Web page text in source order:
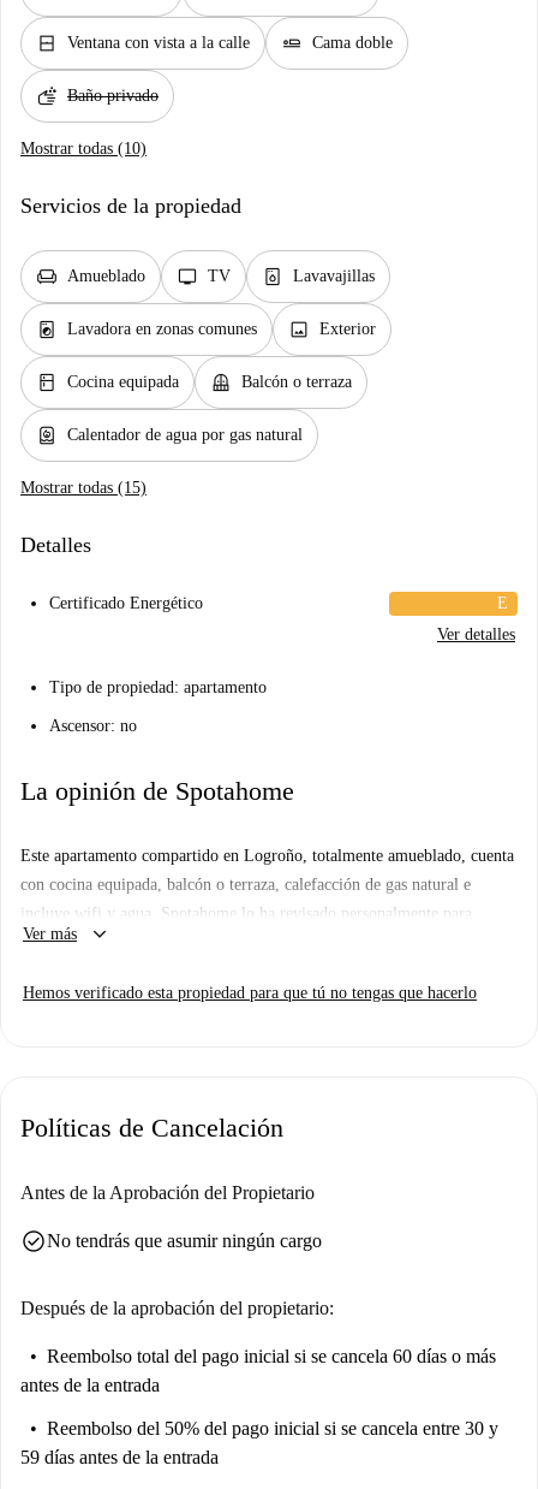
window_closed
Ventana con vista a la calle airline_seat_flat Cama doble
soap Baño privado
Mostrar todas (10)
Servicios de la propiedad
chair Amueblado tv TV dishwasher_gen Lavavajillas
local_laundry_service Lavadora en zonas comunes image Exterior
kitchen Cocina equipada balcony Balcón o terraza
water_heater Calentador de agua por gas natural
Mostrar todas (15)
Detalles
Certificado Energético
E
Ver detalles
Tipo de propiedad: apartamento
Ascensor: no
La opinión de Spotahome
Este apartamento compartido en Logroño, totalmente amueblado, cuenta
con cocina equipada, balcón o terraza, calefacción de gas natural e
incluye wifi y agua. Spotahome lo ha revisado personalmente para
garantizar que todas sus características cumplan con nuestros estándares
propiedad, que incluye lavadora y lavavajillas compartidos.
Telepizza, el Bar El Deseo Raciones y Copas y el London Café Logroño
comodidad y la oportunidad de disfrutar de actividades de ocio.
Ver más keyboard_arrow_down
Hemos verificado esta propiedad para que tú no tengas que hacerlo
Políticas de Cancelación
Antes de la Aprobación del Propietario
check_circleNo tendrás que asumir ningún cargo
Después de la aprobación del propietario:
Reembolso total del pago inicial si se cancela 60 días o más
antes de la entrada
Reembolso del 50% del pago inicial si se cancela entre 30 y
59 días antes de la entrada